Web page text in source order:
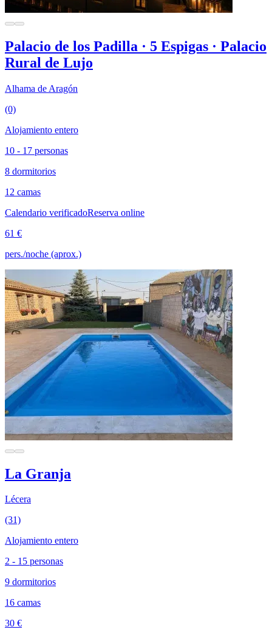
Palacio de los Padilla · 5 Espigas · Palacio
Rural de Lujo
Alhama de Aragón
(0)
Alojamiento entero
10 - 17 personas
8 dormitorios
12 camas
Calendario verificadoReserva online
61 €
pers./noche (aprox.)
La Granja
Lécera
(31)
Alojamiento entero
2 - 15 personas
9 dormitorios
16 camas
30 €